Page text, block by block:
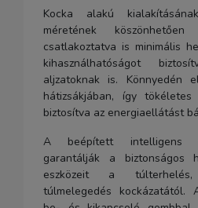
Kocka alakú
méretének
csatlakoztatva is minimális
kihasználhatóságot
aljzatoknak is. Könnyedén
hátizsákjában, így
biztosítva az energiaellátást
A beépített intelligens
garantálják a biztonságos
eszközeit a
túlmelegedés kockázatától.